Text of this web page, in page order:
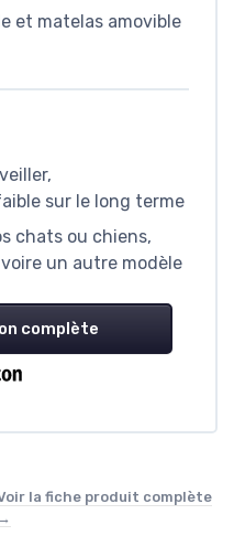
et matelas amovible
sur le long terme
chats ou chiens,
un autre modèle
complète
la fiche produit complète
→